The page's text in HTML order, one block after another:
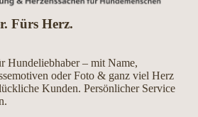
Fürs Herz.
Hundeliebhaber – mit Name,
oder Foto & ganz viel Herz
Kunden. Persönlicher Service